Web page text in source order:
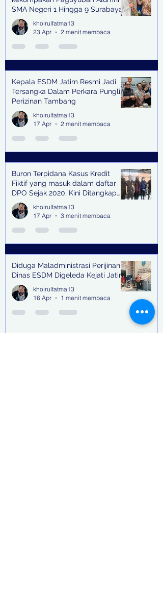
SMA Negeri 1 Hingga 9 Surabaya
(Pasmanbaya) dalam Kegiatan
Halal Bihalal
khoirulfatma13
23 Apr
2 menit membaca
Kepala ESDM Jatim Resmi Jadi
Tersangka Dalam Perkara Pungli
Perizinan Tambang
khoirulfatma13
17 Apr
2 menit membaca
Buron Terpidana Kasus Kredit
Fiktif yang masuk dalam daftar
DPO Sejak 2020, Kini Ditangkap
Kejari Surabaya
khoirulfatma13
17 Apr
3 menit membaca
Diduga Maladministrasi Perijinan,
Dinas ESDM Digeleda Kejati Jatim
khoirulfatma13
16 Apr
1 menit membaca